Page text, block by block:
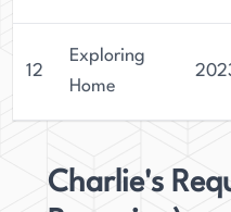
12
Exploring
Home
Charlie's